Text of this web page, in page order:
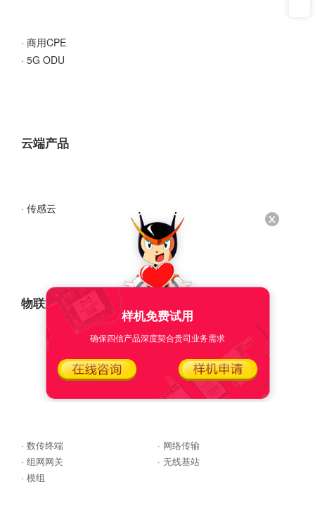
· 商用CPE
· 5G ODU
云端产品
· 传感云
物联通信产品
· 数传终端
· 网络传输
· 组网网关
· 无线基站
· 模组
样机免费试用
确保四信产品深度契合贵司业务需求